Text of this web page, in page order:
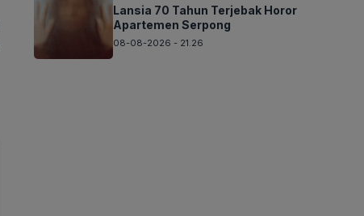
Lansia 70 Tahun Terjebak Horor
Apartemen Serpong
08-08-2026 - 21.26